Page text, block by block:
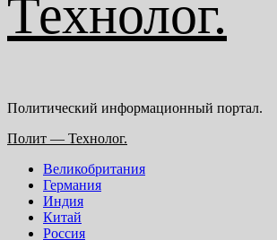
Технолог.
Политический информационный портал.
Основное
Полит — Технолог.
Великобритания
Германия
Индия
Китай
Россия